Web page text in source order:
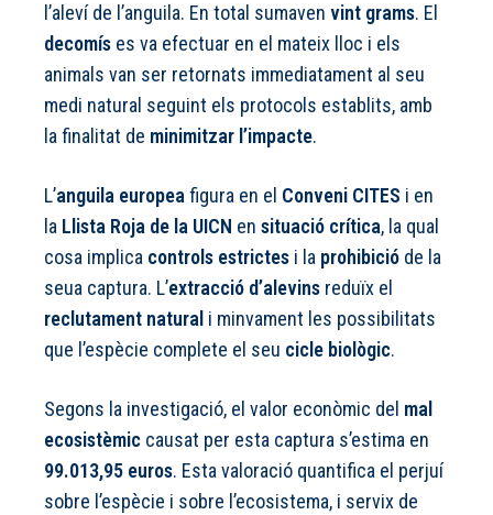
l’aleví de l’anguila. En total sumaven vint grams. El
decomís es va efectuar en el mateix lloc i els
animals van ser retornats immediatament al seu
medi natural seguint els protocols establits, amb
la finalitat de minimitzar l’impacte.
L’anguila europea figura en el Conveni CITES i en
la Llista Roja de la UICN en situació crítica, la qual
cosa implica controls estrictes i la prohibició de la
seua captura. L’extracció d’alevins reduïx el
reclutament natural i minvament les possibilitats
que l’espècie complete el seu cicle biològic.
Segons la investigació, el valor econòmic del mal
ecosistèmic causat per esta captura s’estima en
99.013,95 euros. Esta valoració quantifica el perjuí
sobre l’espècie i sobre l’ecosistema, i servix de